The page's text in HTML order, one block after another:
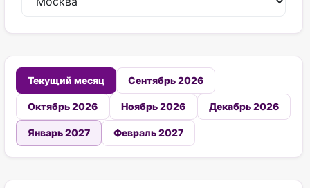
Текущий месяц Сентябрь 2026
Октябрь 2026 Ноябрь 2026 Декабрь 2026
Январь 2027 Февраль 2027